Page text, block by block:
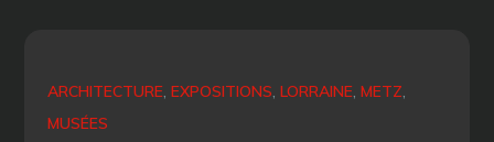
ARCHITECTURE EXPOSITIONS LORRAINE METZ
MUSÉES